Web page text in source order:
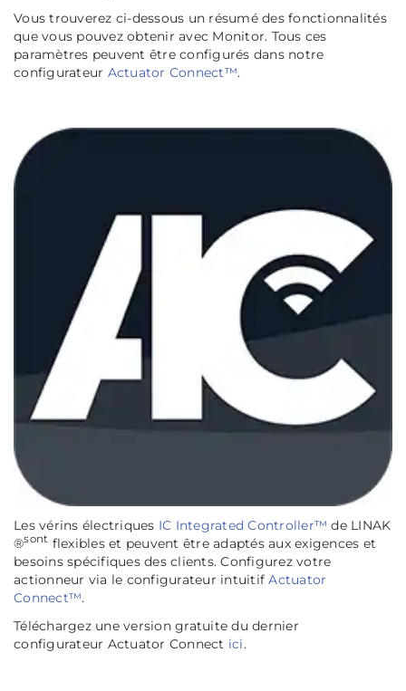
Vous trouverez ci-dessous un résumé des fonctionnalités
que vous pouvez obtenir avec Monitor. Tous ces
paramètres peuvent être configurés dans notre
configurateur Actuator Connect™.
Les vérins électriques IC Integrated Controller™ de LINAK
®sont flexibles et peuvent être adaptés aux exigences et
besoins spécifiques des clients. Configurez votre
actionneur via le configurateur intuitifActuator
Connect™.
Téléchargez une version gratuite du dernier
configurateur Actuator Connect ici.